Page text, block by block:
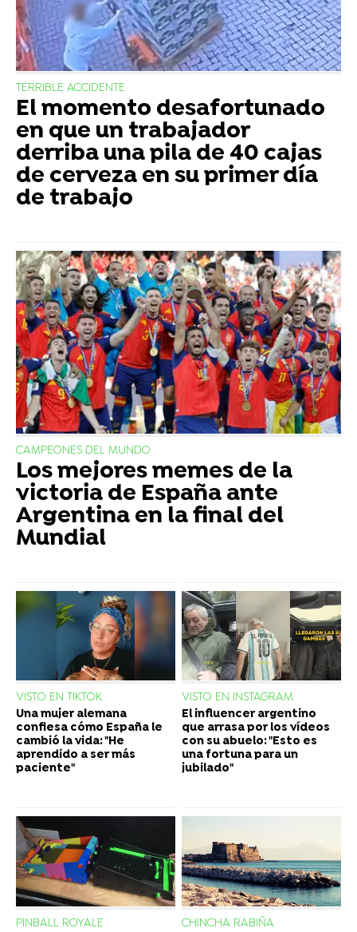
TERRIBLE ACCIDENTE
El momento desafortunado
en que un trabajador
derriba una pila de 40 cajas
de cerveza en su primer día
de trabajo
CAMPEONES DEL MUNDO
Los mejores memes de la
victoria de España ante
Argentina en la final del
Mundial
VISTO EN TIKTOK
Una mujer alemana
confiesa cómo España le
cambió la vida: "He
aprendido a ser más
paciente"
VISTO EN INSTAGRAM
El influencer argentino
que arrasa por los vídeos
con su abuelo: "Esto es
una fortuna para un
jubilado"
PINBALL ROYALE
CHINCHA RABIÑA